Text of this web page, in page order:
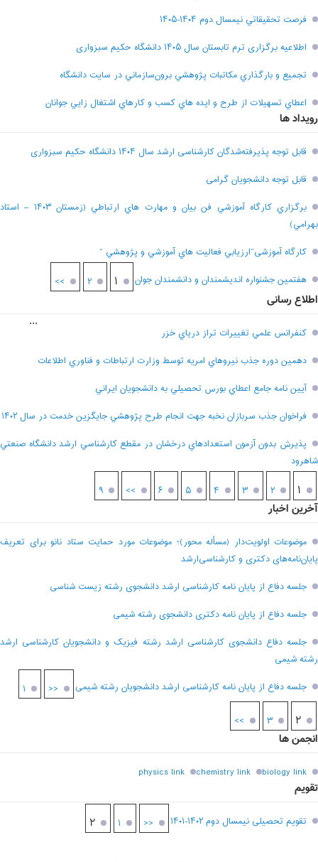
فرصت تحقيقاتي نیمسال دوم ۱۴۰۴-۱۴۰۵
اطلاعیه برگزاری ترم تابستان سال ۱۴۰۵ دانشگاه حکیم سبزواری
تجميع و بارگذاري مکاتبات پژوهشي برون‌سازماني در سايت دانشگاه
اعطاي تسهيلات از طرح و ايده هاي کسب و کارهاي اشتغال زايي جوانان
رویداد ها
قابل توجه پذیرفته‌شدگان کارشناسی ارشد سال ۱۴۰۴ دانشگاه حکیم سبزواری
قابل توجه دانشجویان گرامی
برگزاري کارگاه آموزشي فن بيان و مهارت هاي ارتباطي (زمستان ۱۴۰۳ – استاد
بهرامي)
کارگاه آموزشی”ارزيابي فعاليت هاي آموزشي و پژوهشي “
هفتمين جشنواره انديشمندان و دانشمندان جوان
۱ ۲ >>
اطلاع رسانی
کنفرانس علمي تغييرات تراز درياي خزر
دهمين دوره جذب نيروهاي امريه توسط وزارت ارتباطات و فناوري اطلاعات
آيين نامه جامع اعطاي بورس تحصيلي به دانشجويان ايراني
فراخوان جذب سربازان نخبه جهت انجام طرح پژوهشي جايگزين خدمت در سال ۱۴۰۲
پذيرش بدون آزمون استعدادهاي درخشان در مقطع کارشناسي ارشد دانشگاه صنعتي
شاهرود
۱ ۲ ۳ ۴ ۵ ۶
...
۹ >>
آخرین اخبار
موضوعات اولویت‌دار (مسأله محور)؛ موضوعات مورد حمایت ستاد نانو برای تعریف
پایان‌نامه‌های دکتری و کارشناسی‌ارشد
جلسه دفاع از پایان نامه کارشناسی ارشد دانشجوی رشته زیست شناسی
جلسه دفاع از پایان نامه دکتری دانشجوی رشته شیمی
جلسه دفاع دانشجوی کارشناسی ارشد رشته فیزیک و دانشجویان کارشناسی ارشد
رشته شیمی
جلسه دفاع از پایان نامه کارشناسی ارشد دانشجویان رشته شیمی
<< ۱
۲ ۳ >>
انجمن ها
biology link
chemistry link
physics link
تقویم
تقویم تحصیلی نیمسال دوم ۱۴۰۲-۱۴۰۱ << ۱ ۲